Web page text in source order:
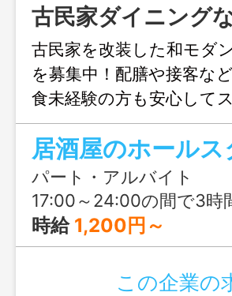
古民家ダイニング
古民家を改装した和モダ
を募集中！配膳や接客な
食未経験の方も安心して
3時間以内勤務。無理な
はお気軽にご応募くださ
居酒屋のホールス
パート・アルバイト
17:00～24:00の間で3時間以内 ※1
時給 1,200円～
この企業の